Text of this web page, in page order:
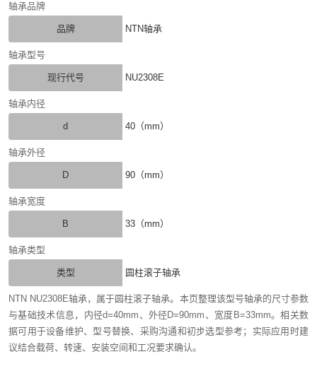
轴承品牌
品牌 NTN轴承
轴承型号
现行代号 NU2308E
轴承内径
d 40（mm）
轴承外径
D 90（mm）
轴承宽度
B 33（mm）
轴承类型
类型 圆柱滚子轴承
NTN NU2308E轴承，属于圆柱滚子轴承。本页整理该型号轴承的尺寸参数
与基础技术信息，内径d=40mm、外径D=90mm、宽度B=33mm。相关数
据可用于设备维护、型号替换、采购沟通和初步选型参考；实际应用时建
议结合载荷、转速、安装空间和工况要求确认。